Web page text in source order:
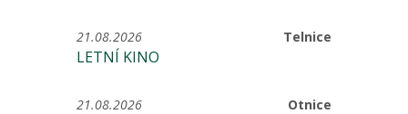
Telnice
21.08.2026
LETNÍ KINO
Otnice
21.08.2026